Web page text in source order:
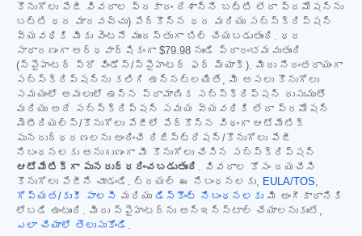
కొనుగోలు పేజీ వివరాల ప్రకారం దేశాన్ని బట్టి లేదా ప్రమోషన్‌ను
బట్టి ధర మారవచ్చు) పేర్కొన్న ధర మరియు సబ్‌స్క్రిప్షన్
వ్యవధికి మీకు వెంటనే ముందస్తుగా బిల్ చేయబడుతుంది. ధర
సాధారణంగా అర్ధవార్షికంగా $79.98 నుండి ప్రారంభమవుతుంది
(స్పైహంటర్ ప్రో విండోస్/స్పైహంటర్ ఫర్ మ్యాక్). మీరు నిరంతరాయంగా
సబ్‌స్క్రిప్షన్‌ను కలిగి ఉన్నట్లయితే, మీ అసలు కొనుగోలు
సమయంలో అమలులో ఉన్న ప్రామాణిక సబ్‌స్క్రిప్షన్ రుసుముతో
మరియు అదే సబ్‌స్క్రిప్షన్ సమయ వ్యవధికి లేదా ప్రమోషన్
మెటీరియల్స్/కొనుగోలు పేజీలో పేర్కొన్న విధంగా ఆటోమేటిక్
పునరుద్ధరణలను అందించే రిజిస్ట్రేషన్/కొనుగోలు పేజీ
నిబంధనలకు అనుగుణంగా మీ కొనుగోలు చేసిన సబ్‌స్క్రిప్షన్
ఆటోమేటిక్‌గా పునరుద్ధరించబడుతుంది . వివరాల కోసం దయచేసి
కొనుగోలు పేజీని చూడండి. ట్రయల్ ఈ నిబంధనలకు, EULA/TOS,
గోప్యత/కుకీ పాలసీ మరియు డిస్కౌంట్ నిబంధనలకు మీ అంగీకారానికి
లోబడి ఉంటుంది. మీరు స్పైహంటర్‌ను అన్‌ఇన్‌స్టాల్ చేయాలనుకుంటే,
ఎలా చేయాలో తెలుసుకోండి .